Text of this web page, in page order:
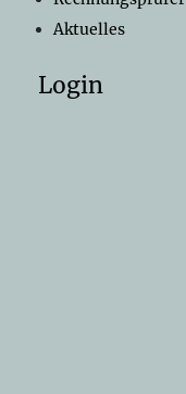
Aktuelles
Login